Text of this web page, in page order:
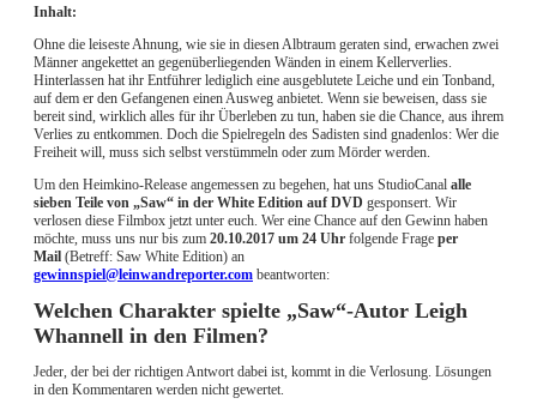
Inhalt:
Ohne die leiseste Ahnung, wie sie in diesen Albtraum geraten sind, erwachen zwei
Männer angekettet an gegenüberliegenden Wänden in einem Kellerverlies.
Hinterlassen hat ihr Entführer lediglich eine ausgeblutete Leiche und ein Tonband,
auf dem er den Gefangenen einen Ausweg anbietet. Wenn sie beweisen, dass sie
bereit sind, wirklich alles für ihr Überleben zu tun, haben sie die Chance, aus ihrem
Verlies zu entkommen. Doch die Spielregeln des Sadisten sind gnadenlos: Wer die
Freiheit will, muss sich selbst verstümmeln oder zum Mörder werden.
Um den Heimkino-Release angemessen zu begehen, hat uns StudioCanal alle
sieben Teile von „Saw“ in der White Edition auf DVD gesponsert. Wir
verlosen diese Filmbox jetzt unter euch. Wer eine Chance auf den Gewinn haben
möchte, muss uns nur bis zum 20.10.2017 um 24 Uhr folgende Frage per
Mail (Betreff: Saw White Edition) an
gewinnspiel@leinwandreporter.com beantworten:
Welchen Charakter spielte „Saw“-Autor Leigh
Whannell in den Filmen?
Jeder, der bei der richtigen Antwort dabei ist, kommt in die Verlosung. Lösungen
in den Kommentaren werden nicht gewertet.